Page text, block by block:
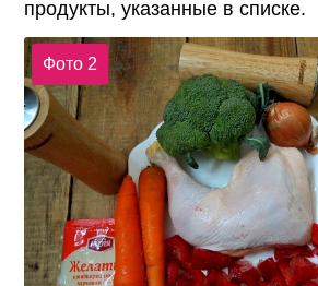
продукты, указанные в списке.
Фото 2